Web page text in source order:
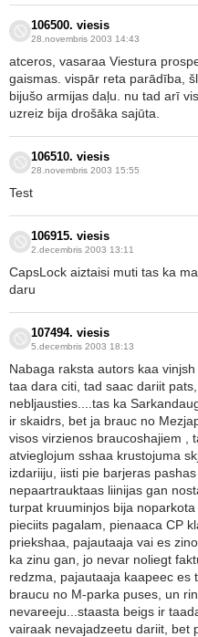
106500. viesis
28.novembris 2003 14:43
atceros, vasaraa Viestura
gaismas. vispār reta parādība,
bijušo armijas daļu. nu tad arī
uzreiz bija drošāka sajūta.
106510. viesis
28.novembris 2003 15:55
Test
106915. viesis
2.decembris 2003 13:11
CapsLock aiztaisi muti tas ka
daru
107494. viesis
5.decembris 2003 18:13
Nabaga raksta autors kaa
taa dara citi, tad saac dariit
nebljausties....tas ka
ir skaidrs, bet ja brauc no
visos virzienos braucoshajiem ,
atvieglojum sshaa krustojuma
izdariiju, iisti pie barjeras
nepaartrauktaas liinijas gan
turpat kruuminjos bija
pieciits pagalam, pienaaca CP
priekshaa, pajautaaja vai es
ka zinu gan, jo nevar noliegt
redzma, pajautaaja kaapeec es
braucu no M-parka puses, un
nevareeju...staasta beigs ir
vairaak nevajadzeetu dariit, bet